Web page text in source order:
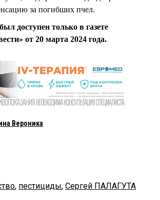
за погибших пчел.
доступен только в газете
от 20 марта 2024 года.
Вероника
, пестициды, Сергей ПАЛАГУТА